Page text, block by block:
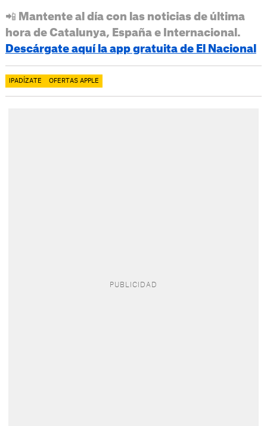
📲 Mantente al día con las noticias de última
hora de Catalunya, España e Internacional.
Descárgate aquí la app gratuita de El Nacional
IPADÍZATE OFERTAS APPLE